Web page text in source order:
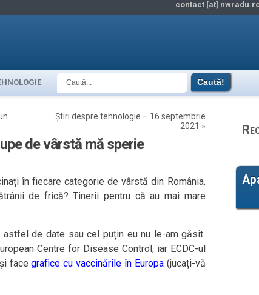
contact [at] nwradu.ro
Știri despre tehnologie – 16 septembrie
2021 »
de vârstă mă sperie
în fiecare categorie de vârstă din România.
de frică? Tinerii pentru că au mai mare
astfel de date sau cel puțin eu nu le-am găsit.
Centre for Disease Control, iar ECDC-ul
și facegrafice cu vaccinările în Europa(jucați-vă